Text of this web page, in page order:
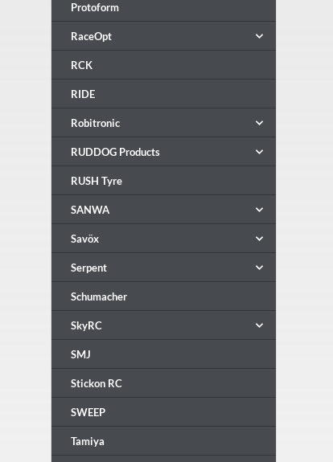
Protoform
RaceOpt
RCK
RIDE
Robitronic
RUDDOG Products
RUSH Tyre
SANWA
Savöx
Serpent
Schumacher
SkyRC
SMJ
Stickon RC
SWEEP
Tamiya